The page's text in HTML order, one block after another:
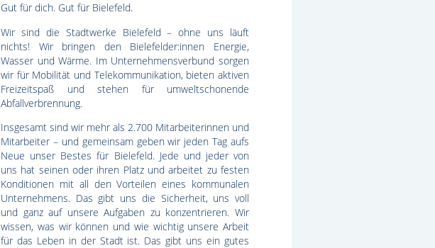
Gut für dich. Gut für Bielefeld.
Wir sind die Stadtwerke Bielefeld – ohne uns läuft
nichts! Wir bringen den Bielefelder:innen Energie,
Wasser und Wärme. Im Unternehmensverbund sorgen
wir für Mobilität und Telekommunikation, bieten aktiven
Freizeitspaß und stehen für umweltschonende
Abfallverbrennung.
Insgesamt sind wir mehr als 2.700 Mitarbeiterinnen und
Mitarbeiter – und gemeinsam geben wir jeden Tag aufs
Neue unser Bestes für Bielefeld. Jede und jeder von
uns hat seinen oder ihren Platz und arbeitet zu festen
Konditionen mit all den Vorteilen eines kommunalen
Unternehmens. Das gibt uns die Sicherheit, uns voll
und ganz auf unsere Aufgaben zu konzentrieren. Wir
wissen, was wir können und wie wichtig unsere Arbeit
für das Leben in der Stadt ist. Das gibt uns ein gutes